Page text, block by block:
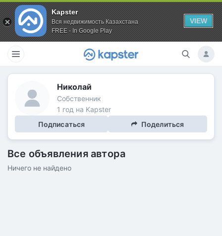
Kapster
Вся недвижимость Казахстана
FREE - In Google Play
VIEW
Николай
Собственник
1 год на Kapster
Подписаться
Поделиться
Все объявления автора
Ничего не найдено